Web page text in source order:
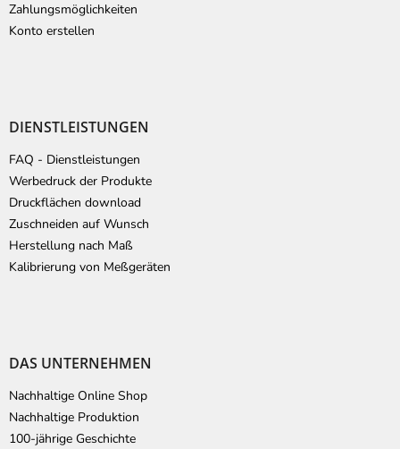
Zahlungsmöglichkeiten
Konto erstellen
DIENSTLEISTUNGEN
FAQ - Dienstleistungen
Werbedruck der Produkte
Druckflächen download
Zuschneiden auf Wunsch
Herstellung nach Maß
Kalibrierung von Meßgeräten
DAS UNTERNEHMEN
Nachhaltige Online Shop
Nachhaltige Produktion
100-jährige Geschichte